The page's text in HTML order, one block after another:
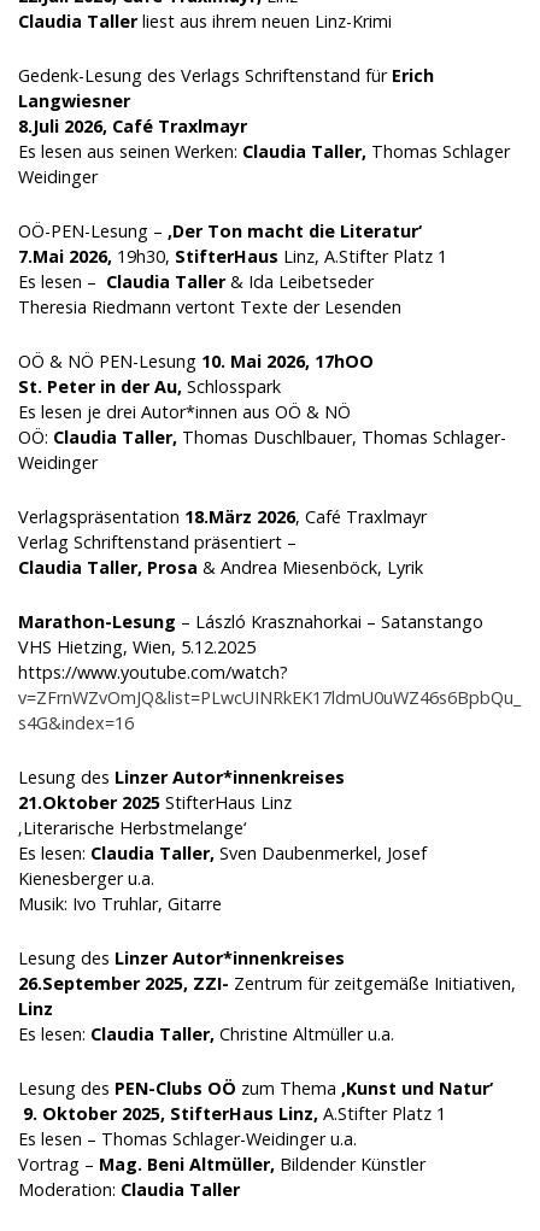
Claudia Tallerliest aus ihrem neuen Linz-Krimi
Gedenk-Lesung des Verlags Schriftenstand für Erich
Langwiesner
8.Juli 2026, Café Traxlmayr
Es lesen aus seinen Werken: Claudia Taller, Thomas Schlager
Weidinger
OÖ-PEN-Lesung – ‚Der Ton macht die Literatur‘
7.Mai 2026, 19h30, StifterHaus Linz, A.Stifter Platz 1
Es lesen – Claudia Taller& Ida Leibetseder
Theresia Riedmann vertont Texte der Lesenden
OÖ & NÖ PEN-Lesung 10. Mai 2026, 17hOO
St. Peter in der Au, Schlosspark
Es lesen je drei Autor*innen aus OÖ & NÖ
OÖ: Claudia Taller, Thomas Duschlbauer, Thomas Schlager-
Weidinger
Verlagspräsentation 18.März 2026, Café Traxlmayr
Verlag Schriftenstand präsentiert –
Claudia Taller, Prosa & Andrea Miesenböck, Lyrik
Marathon-Lesung – László Krasznahorkai – Satanstango
VHS Hietzing, Wien, 5.12.2025
https://www.youtube.com/watch?
v=ZFrnWZvOmJQ&list=PLwcUINRkEK17ldmU0uWZ46s6BpbQu_
s4G&index=16
Lesung des Linzer Autor*innenkreises
21.Oktober 2025 StifterHaus Linz
‚Literarische Herbstmelange‘
Es lesen: Claudia Taller, Sven Daubenmerkel, Josef
Kienesberger u.a.
Musik: Ivo Truhlar, Gitarre
Lesung des Linzer Autor*innenkreises
26.September 2025, ZZI- Zentrum für zeitgemäße Initiativen,
Linz
Es lesen: Claudia Taller, Christine Altmüller u.a.
Lesung des PEN-Clubs OÖ zum Thema ‚Kunst und Natur‘
9. Oktober 2025, StifterHaus Linz, A.Stifter Platz 1
Es lesen – Thomas Schlager-Weidinger u.a.
Vortrag – Mag. Beni Altmüller, Bildender Künstler
Moderation: Claudia Taller